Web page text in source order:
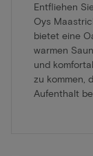
Entfliehen
Oys
bietet eine
warmen
und
zu kommen,
Aufenthalt